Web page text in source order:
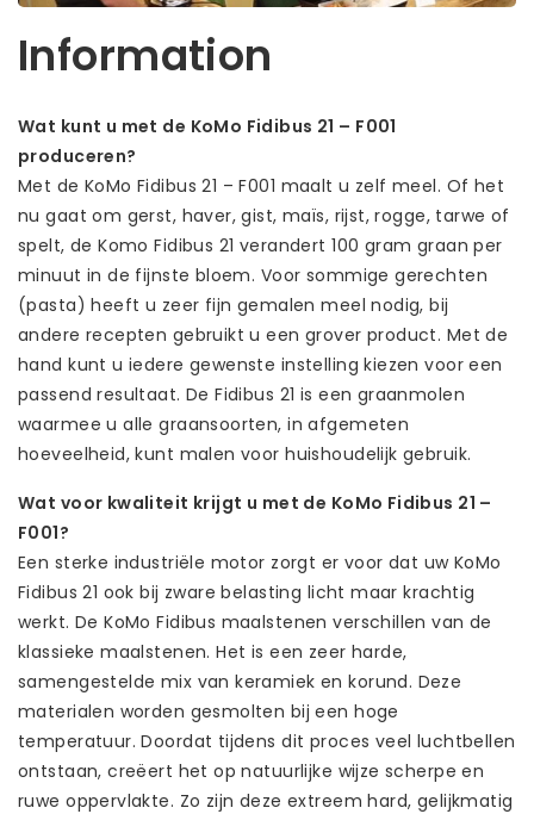
Information
Wat kunt u met de KoMo Fidibus 21 – F001
produceren?
Met de KoMo Fidibus 21 – F001 maalt u zelf meel. Of het
nu gaat om gerst, haver, gist, maïs, rijst, rogge, tarwe of
spelt, de Komo Fidibus 21 verandert 100 gram graan per
minuut in de fijnste bloem. Voor sommige gerechten
(pasta) heeft u zeer fijn gemalen meel nodig, bij
andere recepten gebruikt u een grover product. Met de
hand kunt u iedere gewenste instelling kiezen voor een
passend resultaat. De Fidibus 21 is een graanmolen
waarmee u alle graansoorten, in afgemeten
hoeveelheid, kunt malen voor huishoudelijk gebruik.
Wat voor kwaliteit krijgt u met de KoMo Fidibus 21 –
F001?
Een sterke industriële motor zorgt er voor dat uw KoMo
Fidibus 21 ook bij zware belasting licht maar krachtig
werkt. De KoMo Fidibus maalstenen verschillen van de
klassieke maalstenen. Het is een zeer harde,
samengestelde mix van keramiek en korund. Deze
materialen worden gesmolten bij een hoge
temperatuur. Doordat tijdens dit proces veel luchtbellen
ontstaan, creëert het op natuurlijke wijze scherpe en
ruwe oppervlakte. Zo zijn deze extreem hard, gelijkmatig